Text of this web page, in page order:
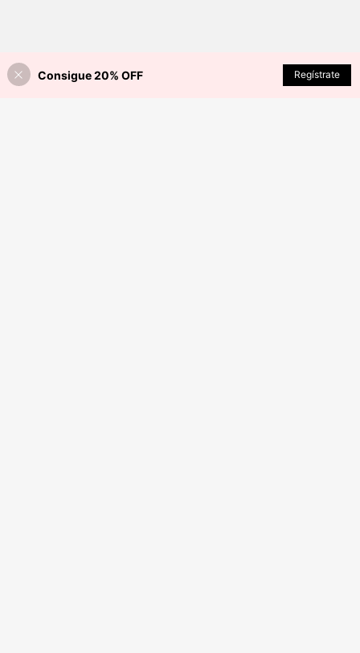
¡28% DE DESCUENTO! AÑADIR A LA BOLSA
Consigue 20% OFF Regístrate